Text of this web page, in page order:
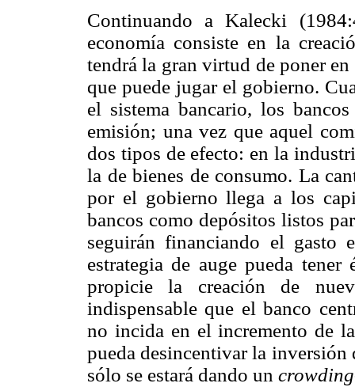
Continuando a Kalecki
economía consiste en la
tendrá la gran virtud de poner
que puede jugar el gobierno.
el sistema bancario, los
emisión; una vez que aquel
dos tipos de efecto: en la
la de bienes de consumo. La
por el gobierno llega a los
bancos como depósitos listos
seguirán financiando el gasto
estrategia de auge pueda tener
propicie la creación de
indispensable que el banco
no incida en el incremento de
pueda desincentivar la inversión
sólo se estará dando un